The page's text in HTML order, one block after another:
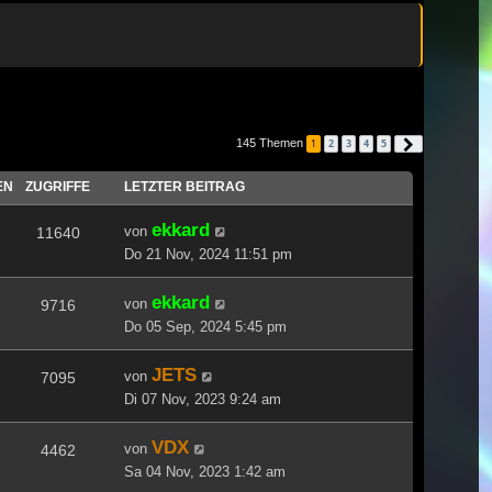
145 Themen 1 2 3 4 5
ZUGRIFFE LETZTER BEITRAG
11640 von ekkard
Do 21 Nov, 2024 11:51 pm
9716 von ekkard
Do 05 Sep, 2024 5:45 pm
7095 von JETS
Di 07 Nov, 2023 9:24 am
4462 von VDX
Sa 04 Nov, 2023 1:42 am